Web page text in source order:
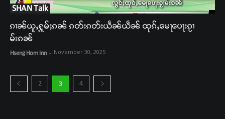
SHAN Talk
ၵၢၼ်ယူႇႁူမ်ႈၵၼ် ၵတ်းၵတ်းယဵၼ်ယဵၼ် ထုၵ်ႇမေႃပေႃးၵႂၢ
မ်းၵၼ်
Hseng Hom Inn - November 30, 2025
2 3 4